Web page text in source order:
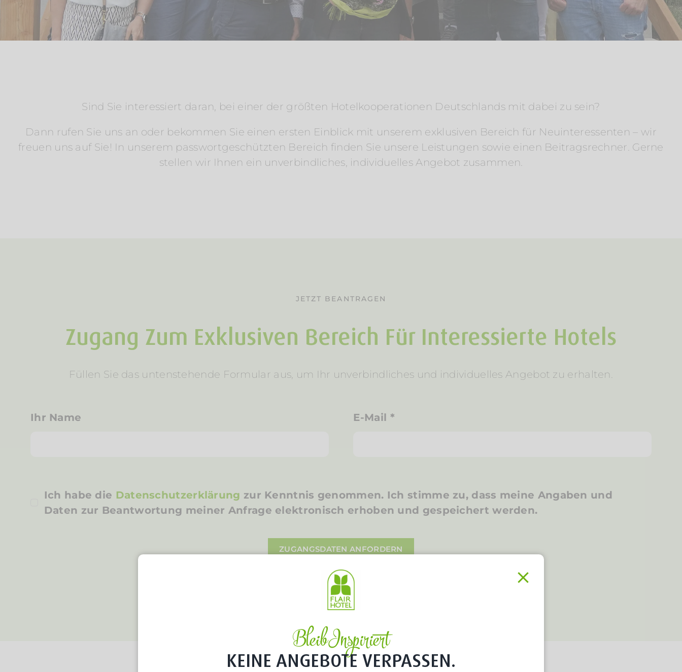
Sind Sie interessiert daran, bei einer der größten Hotelkooperationen Deutschlands mit dabei zu sein?
Dann rufen Sie uns an oder bekommen Sie einen ersten Einblick mit unserem exklusiven Bereich für Neuinteressenten – wir
freuen uns auf Sie! In unserem passwortgeschützten Bereich finden Sie unsere Leistungen sowie einen Beitragsrechner. Gerne
stellen wir Ihnen ein unverbindliches, individuelles Angebot zusammen.
JETZT BEANTRAGEN
Zugang Zum Exklusiven Bereich Für Interessierte Hotels
Füllen Sie das untenstehende Formular aus, um Ihr unverbindliches und individuelles Angebot zu erhalten.
Ihr Name E-Mail *
Ich habe die Datenschutzerklärung zur Kenntnis genommen. Ich stimme zu, dass meine Angaben und
Daten zur Beantwortung meiner Anfrage elektronisch erhoben und gespeichert werden.
ZUGANGSDATEN ANFORDERN
Bleib Inspiriert
KEINE ANGEBOTE VERPASSEN.